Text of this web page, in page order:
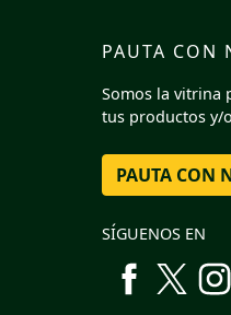
PAUTA CON
Somos la vitrina
tus productos y/
PAUTA CON
SÍGUENOS EN